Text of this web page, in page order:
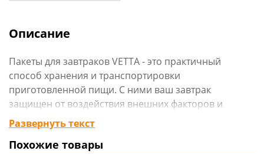
Описание
Пакеты для завтраков VETTA - это практичный
способ хранения и транспортировки
приготовленной пищи. С ними ваш завтрак
защищен от воздействия внешних факторов и
проникновения посторонних запахов. Размер
пакетов позволяет упаковывать в них самые разные
продукты.
Развернуть текст
Похожие товары